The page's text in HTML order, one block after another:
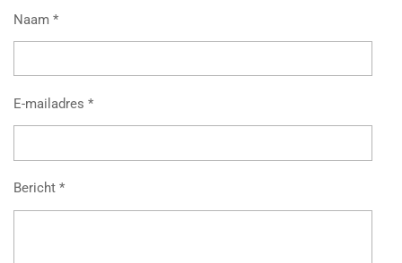
Naam *
E-mailadres *
Bericht *